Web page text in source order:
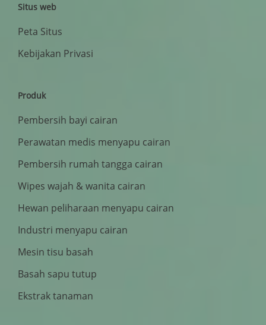
Situs web
Peta Situs
Kebijakan Privasi
Produk
Pembersih bayi cairan
Perawatan medis menyapu cairan
Pembersih rumah tangga cairan
Wipes wajah & wanita cairan
Hewan peliharaan menyapu cairan
Industri menyapu cairan
Mesin tisu basah
Basah sapu tutup
Ekstrak tanaman